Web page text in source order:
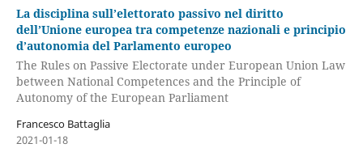
La disciplina sull’elettorato passivo nel diritto
dell’Unione europea tra competenze nazionali e principio
d’autonomia del Parlamento europeo
The Rules on Passive Electorate under European Union Law
between National Competences and the Principle of
Autonomy of the European Parliament
Francesco Battaglia
2021-01-18